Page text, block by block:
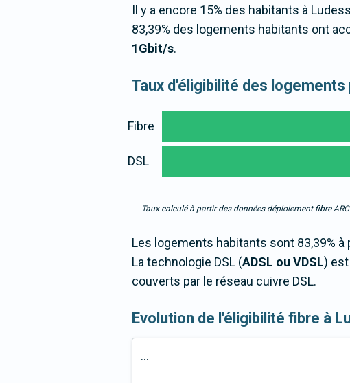
Il y a encore 15% des habitants à
83,39% des logements habitants ont
1Gbit/s.
Taux d'éligibilité des
Fibre
DSL
Taux calculé à partir des données déploiement fibre
Les logements habitants sont 83,39%
La technologie DSL (ADSL ou VDSL)
couverts par le réseau cuivre DSL.
Evolution de l'éligibilité fibre à
...